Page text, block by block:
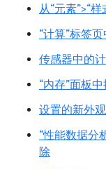
从“元素”>“
“计算”标签
传感器中的
“内存”面板
设置的新外观
“性能数据分
除